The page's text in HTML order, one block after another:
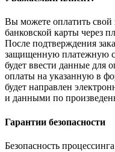
Вы можете оплатить
банковской карты через
После подтверждения
защищенную платежную
будет ввести данные для
оплаты на указанную в
будет направлен
и данными по
Гарантии безопасности
Безопасность